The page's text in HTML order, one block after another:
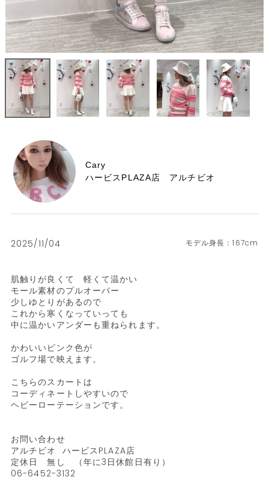
Cary
ハービスPLAZA店 アルチビオ
2025/11/04 167cm
肌触りが良くて　軽くて温かい
モール素材のプルオーバー
少しゆとりがあるので
これから寒くなっていっても
中に温かいアンダーも重ねられます。
かわいいピンク色が
ゴルフ場で映えます。
こちらのスカートは
コーディネートしやすいので
ヘビーローテーションです。
お問い合わせ
アルチビオ  ハービスPLAZA店
定休日　無し　（年に3日休館日有り）
06-6452-3132